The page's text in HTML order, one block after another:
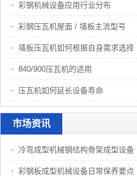
彩钢机械设备应用行业分布
彩钢压瓦机屋面 / 墙板主流型号
墙板压瓦机如何根据自身需求选择
840/900压瓦机的适用
压瓦机如何延长设备寿命
市场资讯
冷弯成型机械钢结构骨架成型设备
彩钢板成型机械设备日常保养要点